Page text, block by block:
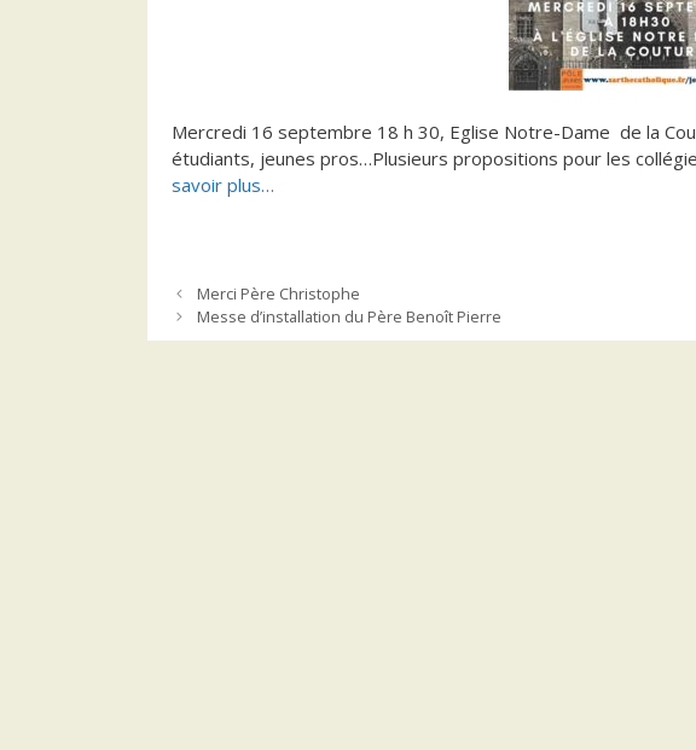
Mercredi 16 septembre 18 h 30, Eglise Notre-Dame de la
étudiants, jeunes pros…Plusieurs propositions pour les
savoir plus…
Merci Père Christophe
Messe d’installation du Père Benoît Pierre